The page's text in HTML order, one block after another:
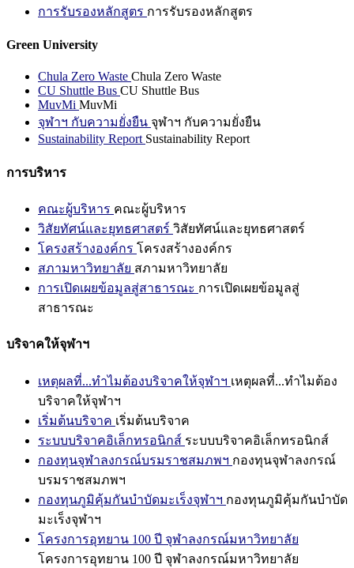
การรับรองหลักสูตร การรับรองหลักสูตร
Green University
Chula Zero Waste Chula Zero Waste
CU Shuttle Bus CU Shuttle Bus
MuvMi MuvMi
จุฬาฯ กับความยั่งยืน จุฬาฯ กับความยั่งยืน
Sustainability Report Sustainability Report
การบริหาร
คณะผู้บริหาร คณะผู้บริหาร
วิสัยทัศน์และยุทธศาสตร์ วิสัยทัศน์และยุทธศาสตร์
โครงสร้างองค์กร โครงสร้างองค์กร
สภามหาวิทยาลัย สภามหาวิทยาลัย
การเปิดเผยข้อมูลสู่สาธารณะ การเปิดเผยข้อมูลสู่
สาธารณะ
บริจาคให้จุฬาฯ
เหตุผลที่...ทำไมต้องบริจาคให้จุฬาฯ เหตุผลที่...ทำไมต้อง
บริจาคให้จุฬาฯ
เริ่มต้นบริจาค เริ่มต้นบริจาค
ระบบบริจาคอิเล็กทรอนิกส์ ระบบบริจาคอิเล็กทรอนิกส์
กองทุนจุฬาลงกรณ์บรมราชสมภพฯ กองทุนจุฬาลงกรณ์
บรมราชสมภพฯ
กองทุนภูมิคุ้มกันบำบัดมะเร็งจุฬาฯ กองทุนภูมิคุ้มกันบำบัด
มะเร็งจุฬาฯ
โครงการอุทยาน 100 ปี จุฬาลงกรณ์มหาวิทยาลัย
โครงการอุทยาน 100 ปี จุฬาลงกรณ์มหาวิทยาลัย